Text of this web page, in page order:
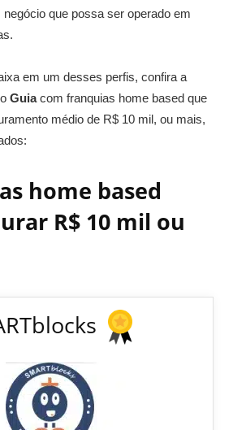
que possa ser operado em
em um desses perfis, confira a
Guiacom franquias home based que
médio de R$ 10 mil, ou mais,
home based
R$ 10 mil ou